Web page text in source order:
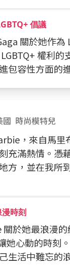
倡議
關於她作為
權利的
包容性方面的
國 時尚模特兒
，來自馬里
充滿熱情。憑
方，並在我所
時刻
關於她最浪漫的
她心動的時刻。
生活中難忘的